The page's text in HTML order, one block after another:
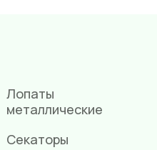
Лопаты
металлические
Секаторы